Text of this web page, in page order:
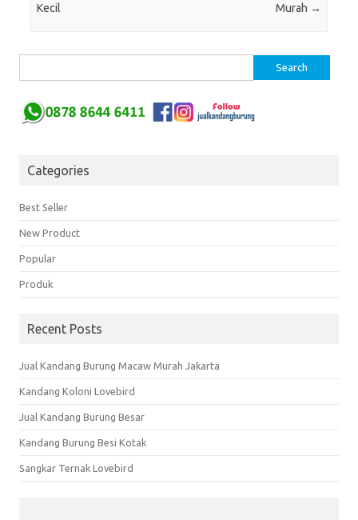
Kecil
Murah →
Categories
Best Seller
New Product
Popular
Produk
Recent Posts
Jual Kandang Burung Macaw Murah Jakarta
Kandang Koloni Lovebird
Jual Kandang Burung Besar
Kandang Burung Besi Kotak
Sangkar Ternak Lovebird